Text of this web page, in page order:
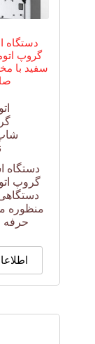
دستگاه
سفید با
دستگاه
گروپ
منظوره
حرفه